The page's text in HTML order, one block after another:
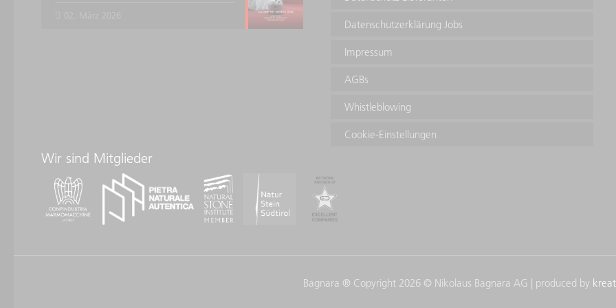
Datenschutzerklärung Jobs
Impressum
AGBs
Whistleblowing
Cookie-Einstellungen
Wir sind Mitglieder
Bagnara ® Copyright 2026 © Nikolaus Bagnara AG | produced by